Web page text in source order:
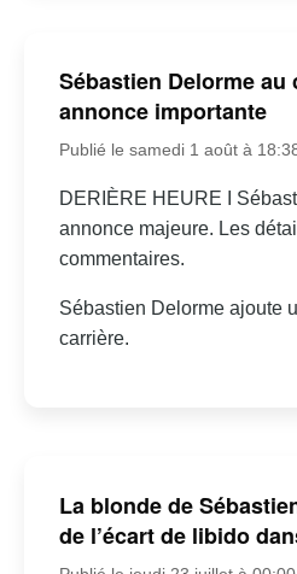
Sébastien Delorme au
annonce importante
Publié le samedi 1 août à
DERIÈRE HEURE I
annonce majeure. Les
commentaires.
Sébastien Delorme ajoute
carrière.
La blonde de
de l’écart de libido